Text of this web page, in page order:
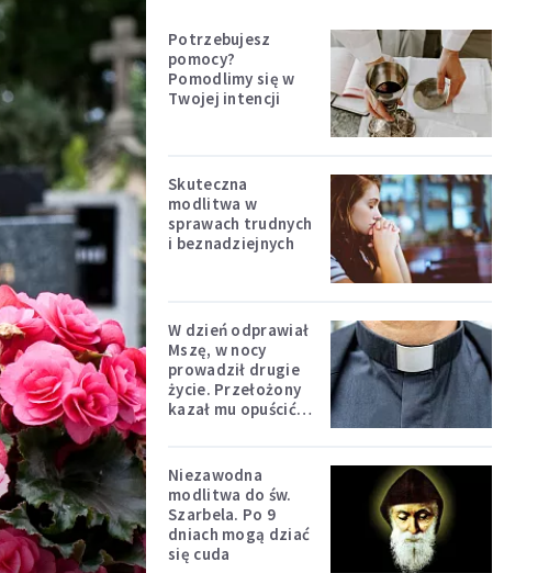
Potrzebujesz
pomocy?
Pomodlimy się w
Twojej intencji
Skuteczna
modlitwa w
sprawach trudnych
i beznadziejnych
W dzień odprawiał
Mszę, w nocy
prowadził drugie
życie. Przełożony
kazał mu opuścić
Niezawodna
modlitwa do św.
Szarbela. Po 9
dniach mogą dziać
się cuda